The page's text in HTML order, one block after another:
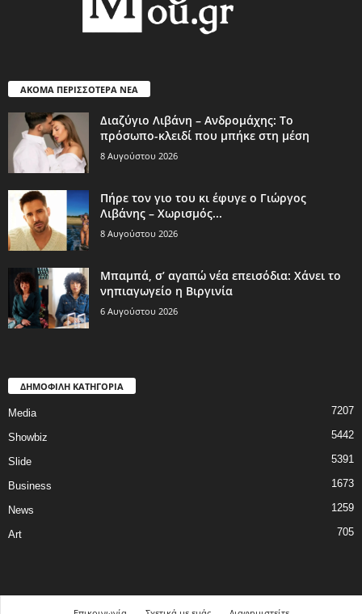
ΑΚΟΜΑ ΠΕΡΙΣΣΟΤΕΡΑ ΝΕΑ
Διαζύγιο Λιβάνη – Ανδρομάχης: Το
πρόσωπο-κλειδί που μπήκε στη μέση
8 Αυγούστου 2026
Πήρε τον γιο του κι έφυγε ο Γιώργος
Λιβάνης – Χωρισμός...
8 Αυγούστου 2026
Μπαμπά, σ’ αγαπώ νέα επεισόδια: Χάνει το
νηπιαγωγείο η Βιργινία
6 Αυγούστου 2026
ΔΗΜΟΦΙΛΗ ΚΑΤΗΓΟΡΙΑ
Media 7207
Showbiz 5442
Slide 5391
Business 1673
News 1259
Art 705